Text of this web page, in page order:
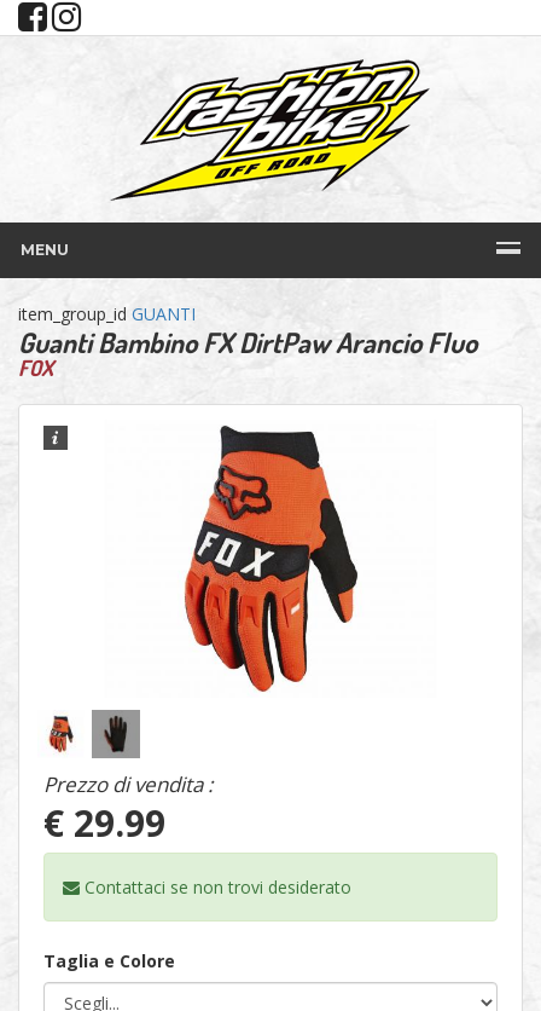
MENU
item_group_id GUANTI
Guanti Bambino FX DirtPaw Arancio Fluo
FOX
Prezzo di vendita :
€ 29.99
Contattaci se non trovi desiderato
Taglia e Colore